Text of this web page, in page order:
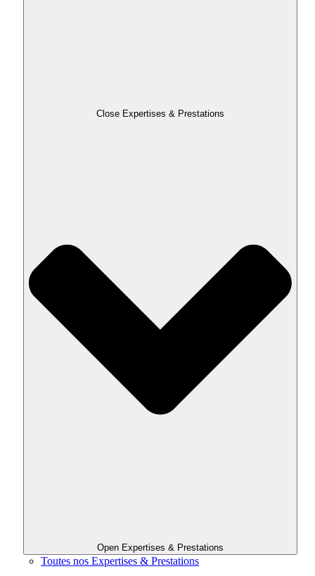
Close Expertises & Prestations
Open Expertises & Prestations
Toutes nos Expertises & Prestations